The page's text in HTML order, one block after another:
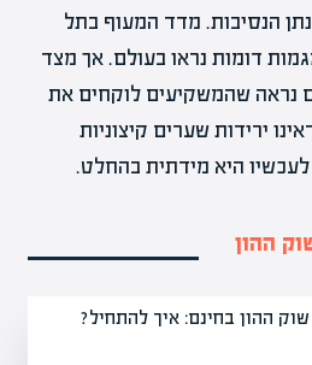
הנסיבות. מדד המעוף בתל
צמח מייד ב 3.2% ומגמות דומות נראו בעולם. אך מצד
נראה שהמשקיעים לוקחים את
ירידות שערים קיצוניות
לעכשיו היא מידתית בהחלט.
ההון
ההון בחינם: איך להתחיל?